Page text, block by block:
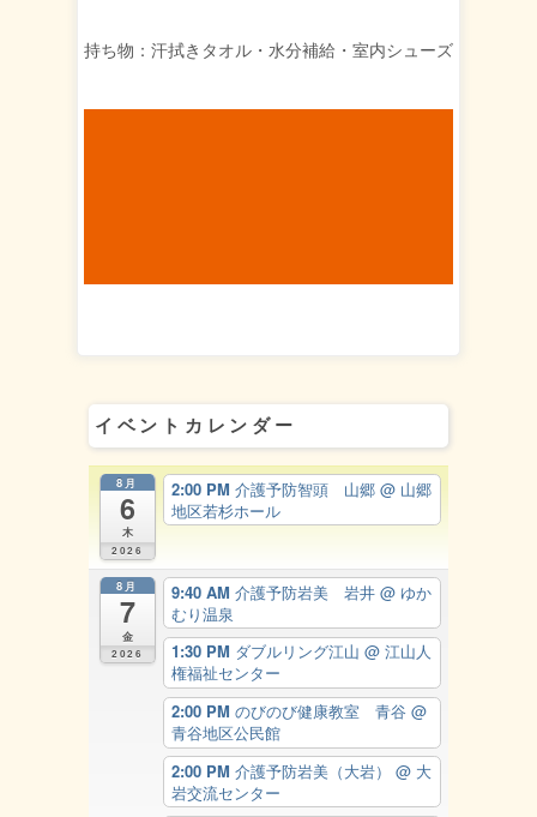
持ち物：汗拭きタオル・水分補給・室内シューズ
イベントカレンダー
8月
6
木
2026
2:00 PM 介護予防智頭 山郷 @ 山郷
地区若杉ホール
8月
7
金
2026
9:40 AM 介護予防岩美 岩井 @ ゆか
むり温泉
1:30 PM ダブルリング江山 @ 江山人
権福祉センター
2:00 PM のびのび健康教室 青谷 @
青谷地区公民館
2:00 PM 介護予防岩美（大岩） @ 大
岩交流センター